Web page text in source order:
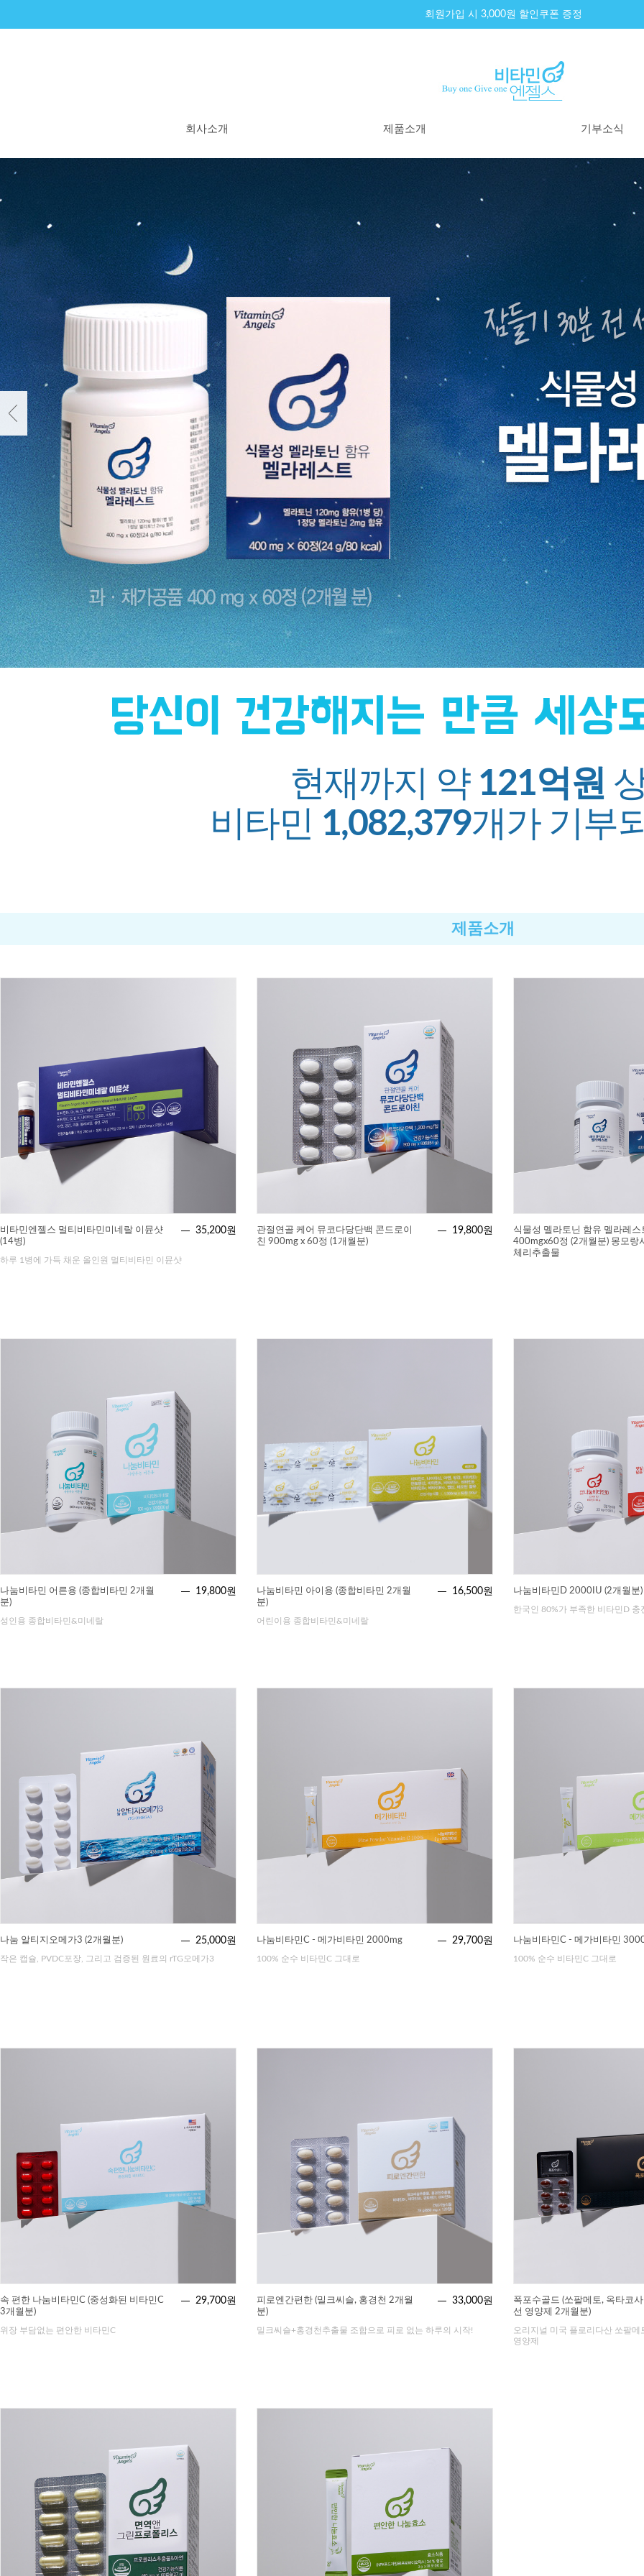
회원가입 시 3,000원 할인쿠폰 증정
회사소개 제품소개 기부소식
WHY 비타민엔젤스
연혁
기부내역
현재까지 약 121억원
비타민 1,082,379개가 기부
제품소개
비타민엔젤스 멀티비타민미네랄 이뮨샷
(14병)
35,200원
하루 1병에 가득 채운 올인원 멀티비타민 이뮨샷
관절연골 케어 뮤코다당단백 콘드로이
친 900mg x 60정 (1개월분)
19,800원
식물성 멜라토닌 함유 멜라레스
400mgx60정 (2개월분) 몽모랑
체리추출물
나눔비타민 어른용 (종합비타민 2개월
분)
19,800원
성인용 종합비타민&미네랄
나눔비타민 아이용 (종합비타민 2개월
분)
16,500원
어린이용 종합비타민&미네랄
나눔비타민D 2000IU (2개월분)
한국인 80%가 부족한 비타민D 충
나눔 알티지오메가3 (2개월분) 25,000원
작은 캡슐, PVDC포장, 그리고 검증된 원료의 rTG오메가3
나눔비타민C - 메가비타민 2000mg 29,700원
100% 순수 비타민C 그대로
나눔비타민C - 메가비타민
100% 순수 비타민C 그대로
속 편한 나눔비타민C (중성화된 비타민C
3개월분)
29,700원
위장 부담없는 편안한 비타민C
피로엔간편한 (밀크씨슬, 홍경천 2개월
분)
33,000원
밀크씨슬+홍경천추출물 조합으로 피로 없는 하루의 시작!
폭포수골드 (쏘팔메토, 옥타코
선 영양제 2개월분)
오리지널 미국 플로리다산 쏘팔
영양제